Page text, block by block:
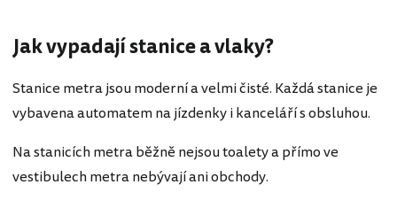
Jak vypadají stanice a vlaky?
Stanice metra jsou moderní a velmi čisté. Každá stanice je
vybavena automatem na jízdenky i kanceláří s obsluhou.
Na stanicích metra běžně nejsou toalety a přímo ve
vestibulech metra nebývají ani obchody.